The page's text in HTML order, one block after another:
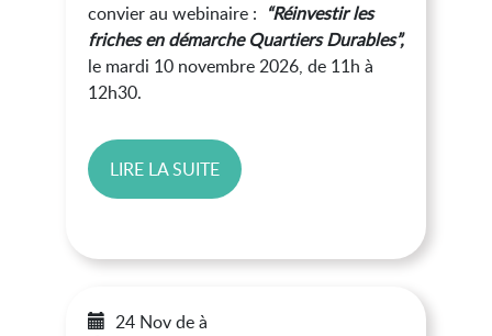
convier au webinaire : “Réinvestir les
friches en démarche Quartiers Durables”,
le mardi 10 novembre 2026, de 11h à
12h30.
LIRE LA SUITE
24 Novdeà